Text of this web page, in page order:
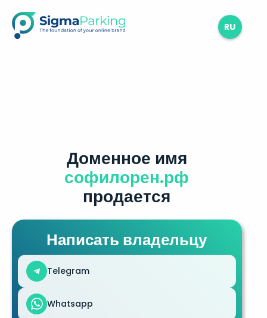
RU
Доменное имя
софилорен.рф
продается
Написать владельцу
Telegram
Whatsapp